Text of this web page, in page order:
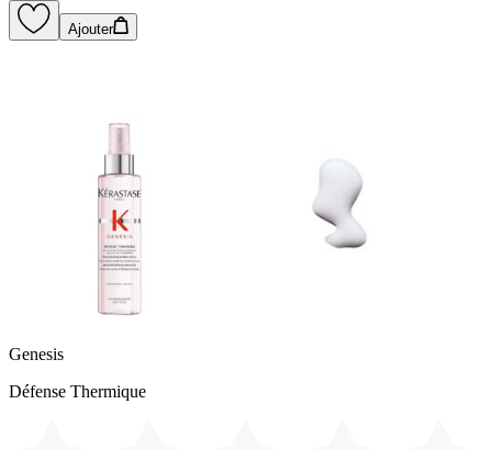
Ajouter
Genesis
Défense Thermique